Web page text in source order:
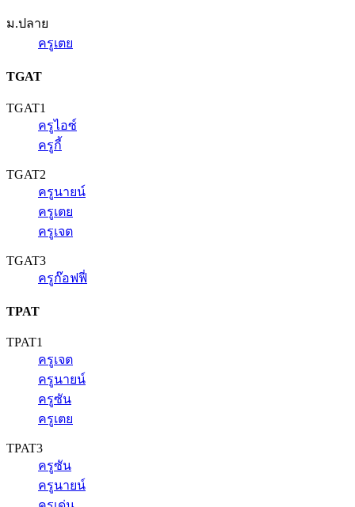
ม.ปลาย
ครูเตย
TGAT
TGAT1
ครูไอซ์
ครูกี้
TGAT2
ครูนายน์
ครูเตย
ครูเจต
TGAT3
ครูก๊อฟฟี่
TPAT
TPAT1
ครูเจต
ครูนายน์
ครูซัน
ครูเตย
TPAT3
ครูซัน
ครูนายน์